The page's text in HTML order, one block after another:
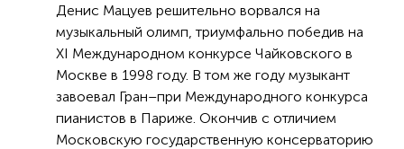
Денис Мацуев решительно ворвался на
музыкальный олимп, триумфально победив на
XI Международном конкурсе Чайковского в
Москве в 1998 году. В том же году музыкант
завоевал Гран–при Международного конкурса
пианистов в Париже. Окончив с отличием
Московскую государственную консерваторию